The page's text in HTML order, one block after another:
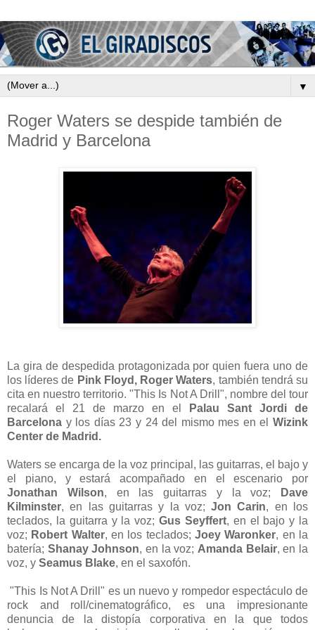
▼
Roger Waters se despide también de
Madrid y Barcelona
La gira de despedida protagonizada por quien fuera uno de
los líderes de Pink Floyd, Roger Waters, también tendrá su
cita en nuestro territorio. "This Is Not A Drill", nombre del tour
recalará el 21 de marzo en el
Palau Sant Jordi de
Barcelona y los días 23 y 24 del mismo mes en el Wizink
Center de Madrid.
Waters se encarga de la voz principal, las guitarras, el bajo y
el piano, y estará acompañado en el escenario por
Jonathan Wilson, en las guitarras y la voz;
Dave
Kilminster, en las guitarras y la voz;Jon Carin, en los
teclados, la guitarra y la voz; Gus Seyffert, en el bajo y la
voz; Robert Walter, en los teclados;Joey Waronker, en la
batería; Shanay Johnson, en la voz; Amanda Belair, en la
voz, y Seamus Blake, en el saxofón.
"This Is Not A Drill" es un nuevo y rompedor espectáculo de
rock and roll/cinematográfico, es una impresionante
denuncia de la distopía corporativa en la que todos